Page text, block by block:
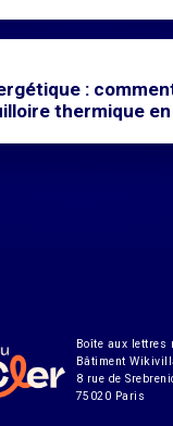
:
thermique
Boîte aux lettres
Bâtiment
8 rue de
75020 Paris